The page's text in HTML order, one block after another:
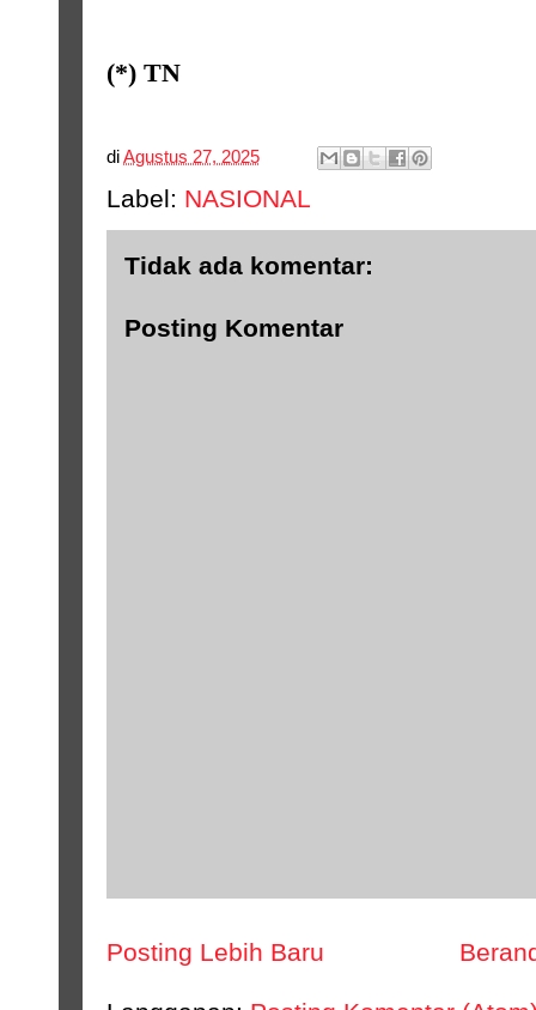
(*) TN
diAgustus 27, 2025
Label: NASIONAL
Tidak ada komentar:
Posting Komentar
Posting Lebih Baru